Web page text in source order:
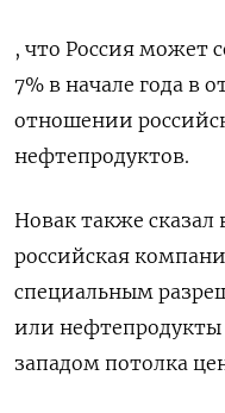
, что Россия может
7% в начале года в
отношении
нефтепродуктов.
Новак также сказал
российская
специальным
или нефтепродукты
западом потолка